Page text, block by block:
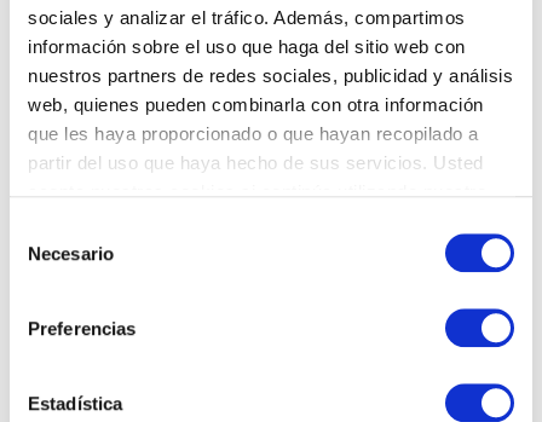
sociales y analizar el tráfico. Además, compartimos
información sobre el uso que haga del sitio web con
nuestros partners de redes sociales, publicidad y análisis
web, quienes pueden combinarla con otra información
que les haya proporcionado o que hayan recopilado a
partir del uso que haya hecho de sus servicios. Usted
Necesario
Preferencias
Estadística